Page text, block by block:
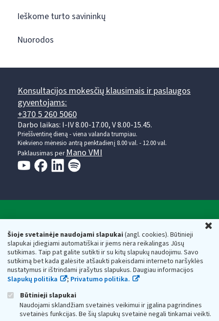
Šioje svetainėje naudojami slapukai(angl. cookies). Būtinieji
slapukai įdiegiami automatiškai ir jiems nėra reikalingas Jūsų
sutikimas. Taip pat galite sutikti ir su kitų slapukų naudojimu. Savo
sutikimą bet kada galėsite atšaukti pakeisdami interneto naršyklės
nustatymus ir ištrindami įrašytus slapukus. Daugiau informacijos
Slapukų politika
; Privatumo politika.
Būtinieji slapukai
Naudojami sklandžiam svetainės veikimui ir įgalina pagrindines
svetainės funkcijas. Be šių slapukų svetainė negali tinkamai veikti.
Ieškome turto savininkų
Nuorodos
Konsultacijos mokesčių klausimais ir paslaugos
gyventojams:
+370 5 260 5060
Darbo laikas: I-IV 8.00-17.00, V 8.00-15.45.
Prieššventinę dieną - viena valanda trumpiau.
Kiekvieno mėnesio antrą penktadienį 8.00 val. - 12.00 val.
Paklausimas perMano VMI
Valstybinė mokesčių inspekcija prie Lietuvos
Respublikos finansų ministerijos
Biudžetinė įstaiga. Juridinio asmens kodas — 188659752,
adresas: Vasario 16-osios g. 14, 01107 Vilnius, Lietuva, el.paštas:
vmi@vmi.lt, E. pristatymo dėžutės adresas 188659752
Duomenys apie Valstybinę mokesčių inspekciją prie Lietuvos
Respublikos finansų ministerijos kaupiami ir saugomi Juridinių